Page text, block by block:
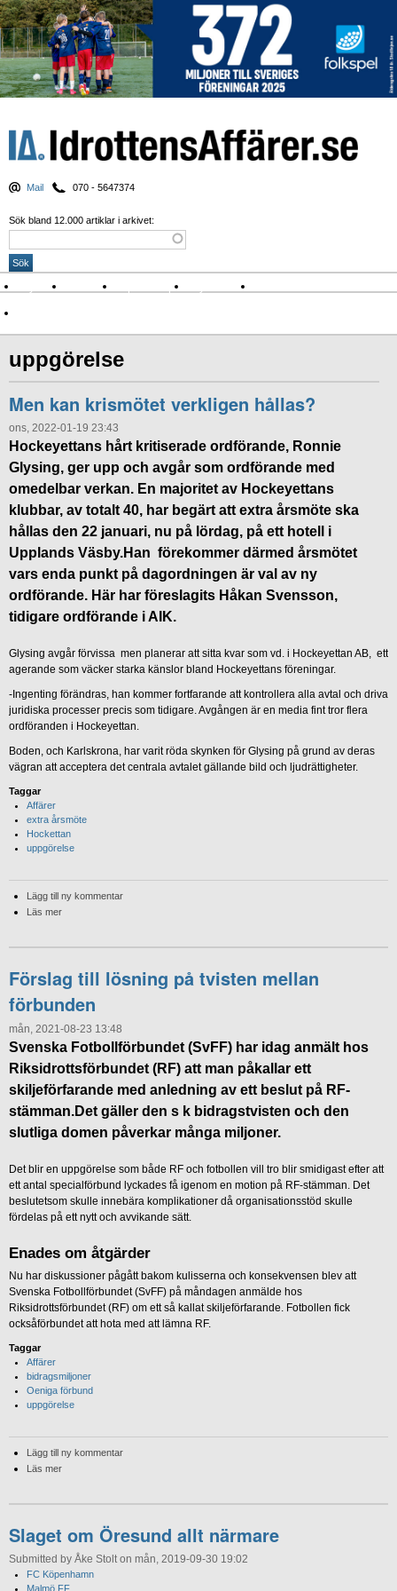
Mail 070 - 5647374
Sök bland 12.000 artiklar i arkivet:
Nyheter Krönikor Sport & spel Nyhetsbrev
uppgörelse
Men kan krismötet verkligen hållas?
ons, 2022-01-19 23:43
Hockeyettans hårt kritiserade ordförande, Ronnie
Glysing, ger upp och avgår som ordförande med
omedelbar verkan. En majoritet av Hockeyettans
klubbar, av totalt 40, har begärt att extra årsmöte ska
hållas den 22 januari, nu på lördag, på ett hotell i
Upplands Väsby.Han förekommer därmed årsmötet
vars enda punkt på dagordningen är val av ny
ordförande. Här har föreslagits Håkan Svensson,
tidigare ordförande i AIK.
Glysing avgår förvissa men planerar att sitta kvar som vd. i Hockeyettan AB, ett
agerande som väcker starka känslor bland Hockeyettans föreningar.
-Ingenting förändras, han kommer fortfarande att kontrollera alla avtal och driva
juridiska processer precis som tidigare. Avgången är en media fint tror flera
ordföranden i Hockeyettan.
Boden, och Karlskrona, har varit röda skynken för Glysing på grund av deras
vägran att acceptera det centrala avtalet gällande bild och ljudrättigheter.
Taggar
Affärer
extra årsmöte
Hockettan
uppgörelse
Lägg till ny kommentar
Läs mer
Förslag till lösning på tvisten mellan
förbunden
mån, 2021-08-23 13:48
Svenska Fotbollförbundet (SvFF) har idag anmält hos
Riksidrottsförbundet (RF) att man påkallar ett
skiljeförfarande med anledning av ett beslut på RF-
stämman.Det gäller den s k bidragstvisten och den
slutliga domen påverkar många miljoner.
Det blir en uppgörelse som både RF och fotbollen vill tro blir smidigast efter att
ett antal specialförbund lyckades få igenom en motion på RF-stämman. Det
beslutetsom skulle innebära komplikationer då organisationsstöd skulle
fördelas på ett nytt och avvikande sätt.
Enades om åtgärder
Nu har diskussioner pågått bakom kulisserna och konsekvensen blev att
Svenska Fotbollförbundet (SvFF) på måndagen anmälde hos
Riksidrottsförbundet (RF) om ett så kallat skiljeförfarande. Fotbollen fick
ocksåförbundet att hota med att lämna RF.
Taggar
Affärer
bidragsmiljoner
Oeniga förbund
uppgörelse
Lägg till ny kommentar
Läs mer
Slaget om Öresund allt närmare
Submitted by Åke Stolt on mån, 2019-09-30 19:02
FC Köpenhamn
Malmö FF